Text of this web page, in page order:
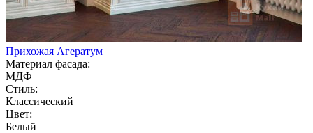
Прихожая Агератум
Материал фасада:
МДФ
Стиль:
Классический
Цвет:
Белый